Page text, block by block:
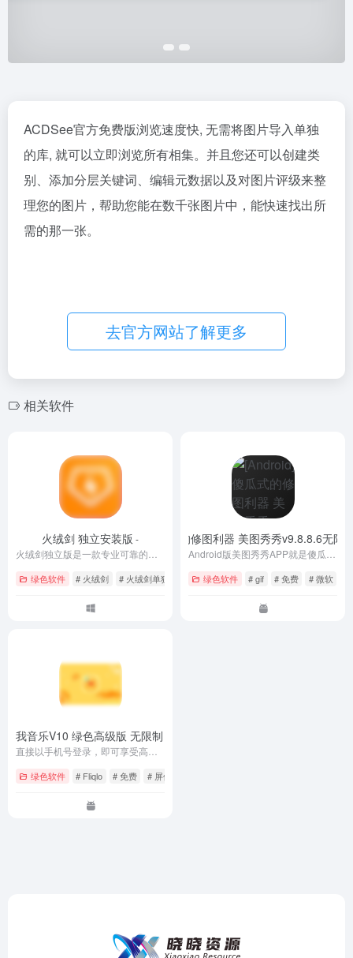
ACDSee官方免费版浏览速度快, 无需将图片导入单独
的库, 就可以立即浏览所有相集。并且您还可以创建类
别、添加分层关键词、编辑元数据以及对图片评级来整
理您的图片，帮助您能在数千张图片中，能快速找出所
需的那一张。
去官方网站了解更多
相关软件
火绒剑 独立安装版 -
绿色软件 # 火绒剑 # 火绒剑单独版 # 火绒剑独立安装版
[Android] 傻瓜式的修图利器 美图秀秀v9.8.8.6无限
绿色软件 # gif # 免费 # 微软
酷我音乐V10 绿色高级版 无限制
绿色软件 # Fliqlo # 免费 # 屏保